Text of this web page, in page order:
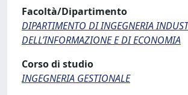
Facoltà/Dipartimento
DIPARTIMENTO DI INGEGNERIA
DELL’INFORMAZIONE E DI ECONOMIA
Corso di studio
INGEGNERIA GESTIONALE